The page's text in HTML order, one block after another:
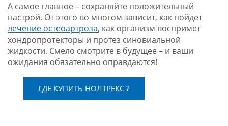
А самое главное – сохраняйте положительный
настрой. От этого во многом зависит, как пойдет
лечение остеоартроза, как организм воспримет
хондропротекторы и протез синовиальной
жидкости. Смело смотрите в будущее – и ваши
ожидания обязательно оправдаются!
ГДЕ КУПИТЬ НОЛТРЕКС ?